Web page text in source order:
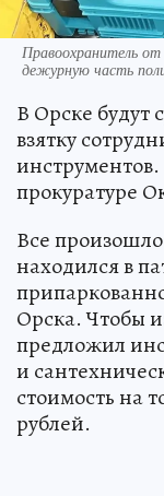
Правоохранитель
дежурную часть
В Орске будут
взятку
прокуратуре
Все произошло
находился в
Орска. Чтобы
предложил
и
стоимость на
рублей.